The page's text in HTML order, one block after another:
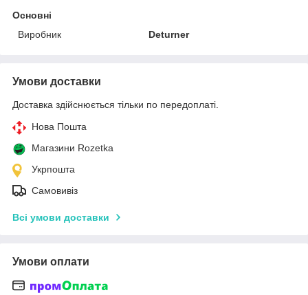
Основні
Виробник
Deturner
Умови доставки
Доставка здійснюється тільки по передоплаті.
Нова Пошта
Магазини Rozetka
Укрпошта
Самовивіз
Всі умови доставки
Умови оплати